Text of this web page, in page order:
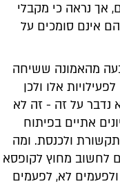
אך נראה כי מקבלי
אינם סומכים על
מהאמונה ששיחה
אלו ולכן
נדבר על זה - זה לא
אתיים בפיתוח
ולכנסת. ומה
לחשוב מחוץ לקופסא
לא, לפעמים